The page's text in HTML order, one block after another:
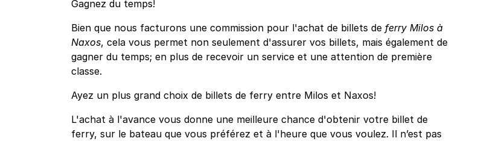
Gagnez du temps!
Bien que nous facturons une commission pour l'achat de billets de ferry Milos à
Naxos, cela vous permet non seulement d'assurer vos billets, mais également de
gagner du temps; en plus de recevoir un service et une attention de première
classe.
Ayez un plus grand choix de billets de ferry entre Milos et Naxos!
L'achat à l'avance vous donne une meilleure chance d'obtenir votre billet de
ferry, sur le bateau que vous préférez et à l'heure que vous voulez. Il n’est pas